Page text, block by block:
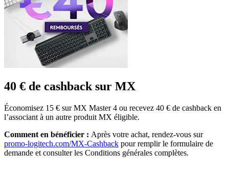
40 € de cashback sur MX
Économisez 15 € sur MX Master 4 ou recevez 40 € de cashback en
l’associant à un autre produit MX éligible.
Comment en bénéficier : Après votre achat, rendez-vous sur
promo-logitech.com/MX-Cashback pour remplir le formulaire de
demande et consulter les Conditions générales complètes.